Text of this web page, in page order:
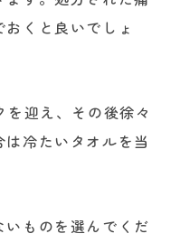
くと良いでしょ
迎え、その後徐々
冷たいタオルを当
ものを選んでくだ